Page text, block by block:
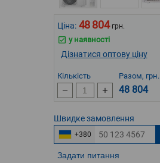
Ціна: 48 804 грн.
у наявності
Дізнатися оптову ціну
Кількість Разом, грн.
48 804
Швидкезамовлення
+380
Задати питання